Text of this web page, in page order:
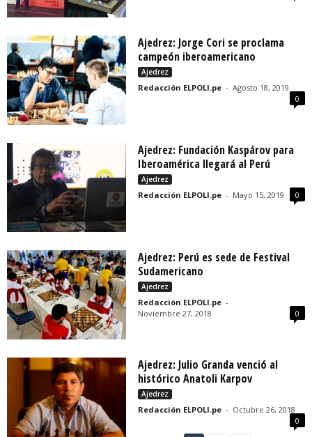
Ajedrez: Jorge Cori se proclama
campeón iberoamericano
Ajedrez
Redacción ELPOLI.pe - Agosto 18, 2019
0
Ajedrez: Fundación Kaspárov para
Iberoamérica llegará al Perú
Ajedrez
Redacción ELPOLI.pe - Mayo 15, 2019 0
Ajedrez: Perú es sede de Festival
Sudamericano
Ajedrez
Redacción ELPOLI.pe -
Noviembre 27, 2018
0
Ajedrez: Julio Granda venció al
histórico Anatoli Karpov
Ajedrez
Redacción ELPOLI.pe - Octubre 26, 2018
0